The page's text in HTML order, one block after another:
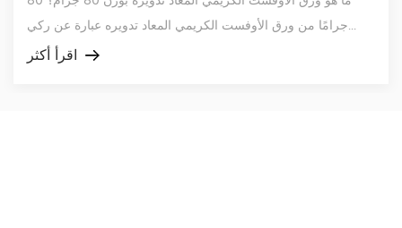
stands for No Carbon Required paper, a
coated wr...